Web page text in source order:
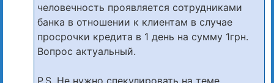
человечность проявляется сотрудниками
банка в отношении к клиентам в случае
просрочки кредита в 1 день на сумму 1грн.
Вопрос актуальный.